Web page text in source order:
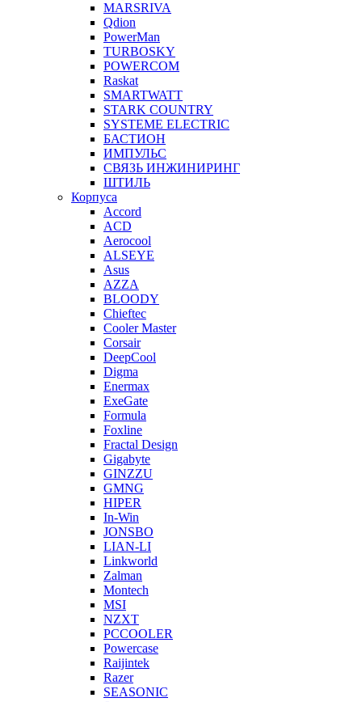
MARSRIVA
Qdion
PowerMan
TURBOSKY
POWERCOM
Raskat
SMARTWATT
STARK COUNTRY
SYSTEME ELECTRIC
БАСТИОН
ИМПУЛЬС
СВЯЗЬ ИНЖИНИРИНГ
ШТИЛЬ
Корпуса
Accord
ACD
Aerocool
ALSEYE
Asus
AZZA
BLOODY
Chieftec
Cooler Master
Corsair
DeepCool
Digma
Enermax
ExeGate
Formula
Foxline
Fractal Design
Gigabyte
GINZZU
GMNG
HIPER
In-Win
JONSBO
LIAN-LI
Linkworld
Zalman
Montech
MSI
NZXT
PCCOOLER
Powercase
Raijintek
Razer
SEASONIC